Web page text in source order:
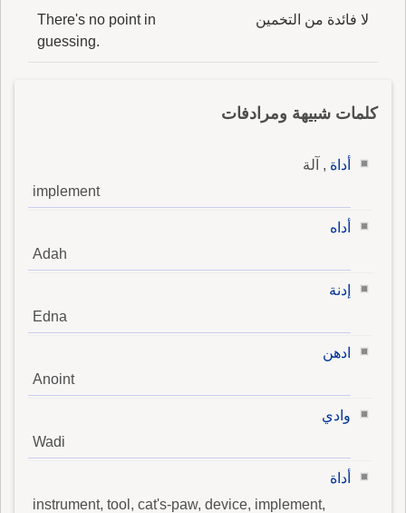
لا فائدة من التخمين
There's no point in
guessing.
كلمات شبيهة ومرادفات
أداة , آلة
implement
أداه
Adah
إدنة
Edna
ادهن
Anoint
وادي
Wadi
أداة
instrument, tool, cat's-paw, device, implement,